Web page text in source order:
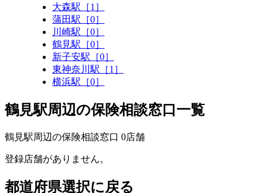
大森駅［1］
蒲田駅［0］
川崎駅［0］
鶴見駅［0］
新子安駅［0］
東神奈川駅［1］
横浜駅［0］
鶴見駅周辺の保険相談窓口一覧
鶴見駅周辺の保険相談窓口 0店舗
登録店舗がありません。
都道府県選択に戻る